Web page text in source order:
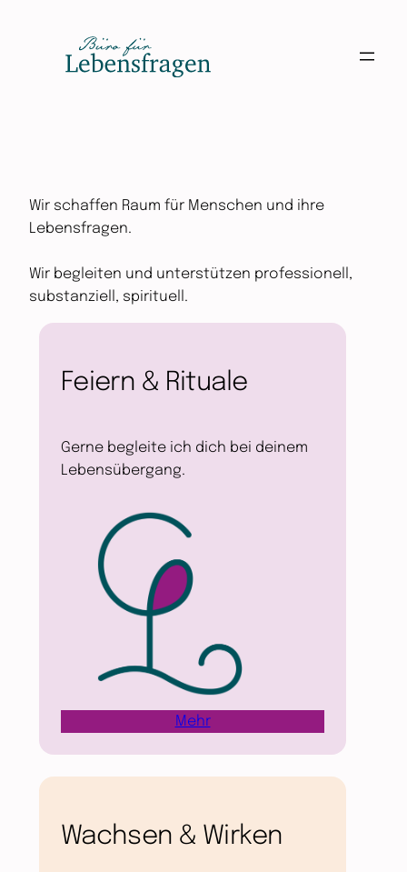
Wir schaffen Raum für Menschen und ihre
Lebensfragen.
Wir begleiten und unterstützen professionell,
substanziell, spirituell.
Feiern & Rituale
Gerne begleite ich dich bei deinem
Lebensübergang.
Mehr
Wachsen & Wirken